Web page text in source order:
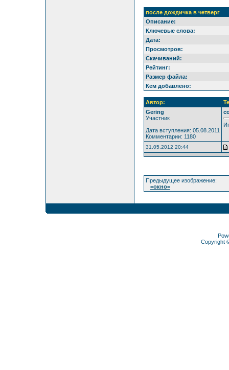
после дождичка в четверг
Описание:
Ключевые слова:
Дата:
Просмотров:
Скачиваний:
Рейтинг:
Размер файла:
Кем добавлено:
Автор:
Gering
Участник
Дата вступления: 05.08.2011
Комментарии: 1180
31.05.2012 20:44
Предыдущее изображение:
=окно=
Copyright